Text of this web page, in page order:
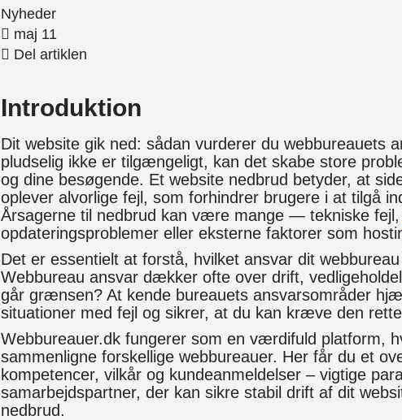
Nyheder
maj 11
Del artiklen
Introduktion
Dit website gik ned: sådan vurderer du webbureauets
pludselig ikke er tilgængeligt, kan det skabe store
og dine besøgende. Et website nedbrud betyder, at
oplever alvorlige fejl, som forhindrer brugere i at tilgå
Årsagerne til nedbrud kan være mange — tekniske fejl,
opdateringsproblemer eller eksterne faktorer som
Det er essentielt at forstå, hvilket ansvar dit
Webbureau ansvar dækker ofte over drift,
går grænsen? At kende bureauets ansvarsområder
situationer med fejl og sikrer, at du kan kræve den
Webbureauer.dk fungerer som en værdifuld platform,
sammenligne forskellige webbureauer. Her får du et
kompetencer, vilkår og kundeanmeldelser – vigtige
samarbejdspartner, der kan sikre stabil drift af dit
nedbrud.